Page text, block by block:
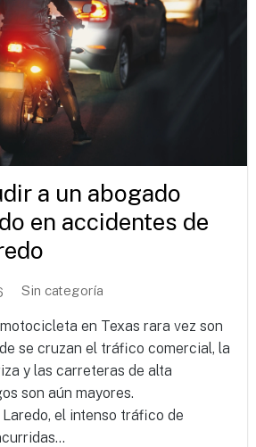
a un abogado
en accidentes de
Sin categoría
en Texas rara vez son
se cruzan el tráfico comercial, la
y las carreteras de alta
son aún mayores.
el intenso tráfico de